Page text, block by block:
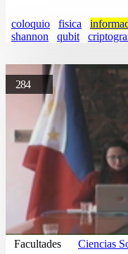
coloquio fisica
shannon
qubit
284
Facultades Ciencias